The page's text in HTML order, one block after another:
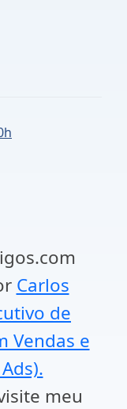
Carlos
de
Vendas e
meu